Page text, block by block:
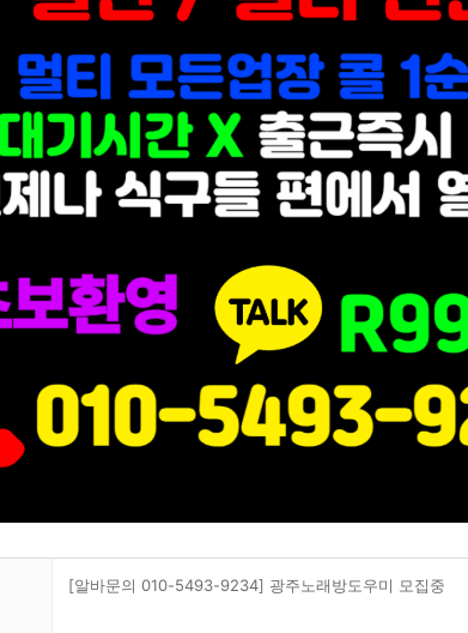
[알바문의 010-5493-9234] 광주노래방도우미 모집중